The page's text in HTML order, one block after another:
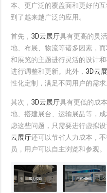
本、更广泛的覆盖面和更好的
到了越来越广泛的应用。
首先，3D云展厅具有更高的灵
地、布展、物流等诸多因素，而
和展览的主题进行灵活的设计
进行调整和更新。此外，3D云
性化定制，满足不同用户的需求
其次，3D云展厅具有更低的成
地、搭建展台、运输展品等，
虑这些问题，只需要进行虚拟
云展厅还可以节省人力成本，
员，用户可以自主浏览和参观。